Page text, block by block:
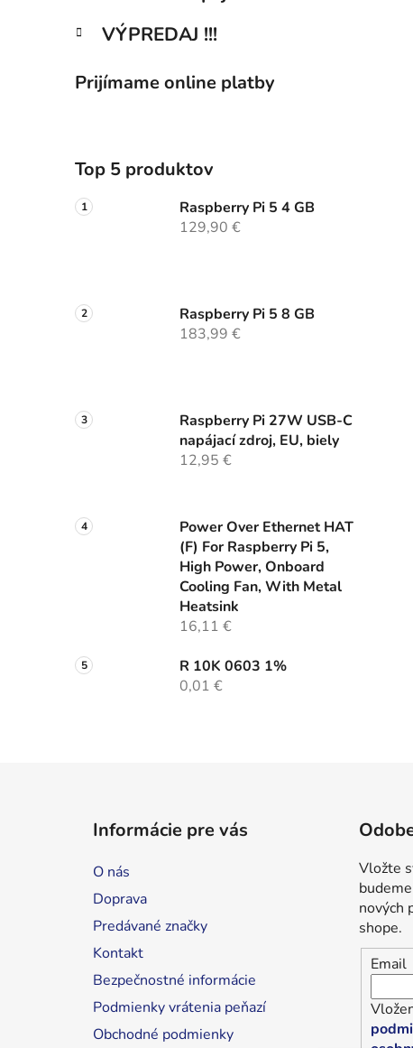
VÝPREDAJ !!!
Prijímame online platby
Top 5 produktov
Raspberry Pi 5 4 GB
129,90 €
Raspberry Pi 5 8 GB
183,99 €
Raspberry Pi 27W USB-C
napájací zdroj, EU, biely
12,95 €
Power Over Ethernet HAT
(F) For Raspberry Pi 5,
High Power, Onboard
Cooling Fan, With Metal
Heatsink
16,11 €
R 10K 0603 1%
0,01 €
Informácie pre vás
O nás
Doprava
Predávané značky
Kontakt
Bezpečnostné informácie
Podmienky vrátenia peňazí
Obchodné podmienky
Vložte
nových
shope.
Email